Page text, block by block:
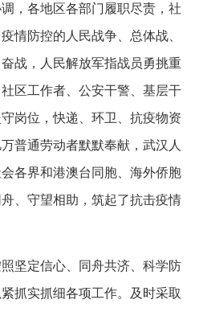
，各地区各部门履职尽责，社
情防控的人民战争、总体战、
战，人民解放军指战员勇挑重
区工作者、公安干警、基层干
岗位，快递、环卫、抗疫物资
普通劳动者默默奉献，武汉人
各界和港澳台同胞、海外侨胞
、守望相助，筑起了抗击疫情
坚定信心、同舟共济、科学防
抓实抓细各项工作。及时采取